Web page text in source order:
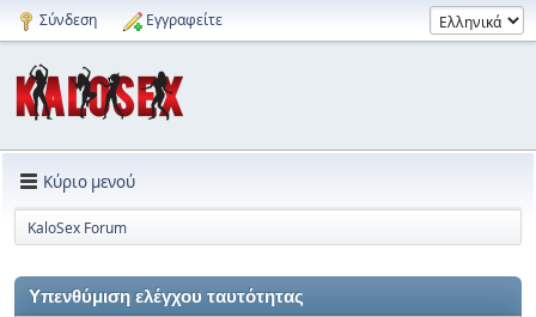
Σύνδεση Εγγραφείτε
Κύριο μενού
KaloSex Forum
Υπενθύμιση ελέγχου ταυτότητας